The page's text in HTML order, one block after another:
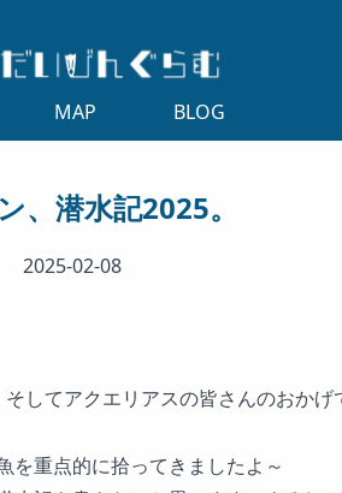
MAP BLOG
、潜水記2025。
2025-02-08
してアクエリアスの皆さんのおか
を重点的に拾ってきましたよ～